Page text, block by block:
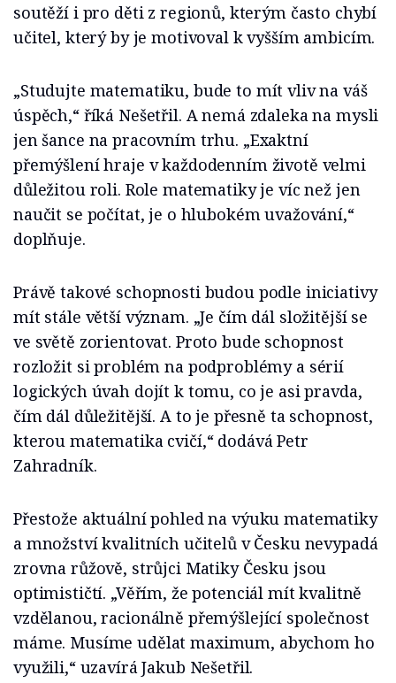
soutěží i pro děti z regionů, kterým často chybí
učitel, který by je motivoval k vyšším ambicím.
„Studujte matematiku, bude to mít vliv na váš
úspěch,“ říká Nešetřil. A nemá zdaleka na mysli
jen šance na pracovním trhu. „Exaktní
přemýšlení hraje v každodenním životě velmi
důležitou roli. Role matematiky je víc než jen
naučit se počítat, je o hlubokém uvažování,“
doplňuje.
Právě takové schopnosti budou podle iniciativy
mít stále větší význam. „Je čím dál složitější se
ve světě zorientovat. Proto bude schopnost
rozložit si problém na podproblémy a sérií
logických úvah dojít k tomu, co je asi pravda,
čím dál důležitější. A to je přesně ta schopnost,
kterou matematika cvičí,“ dodává Petr
Zahradník.
Přestože aktuální pohled na výuku matematiky
a množství kvalitních učitelů v Česku nevypadá
zrovna růžově, strůjci Matiky Česku jsou
optimističtí. „Věřím, že potenciál mít kvalitně
vzdělanou, racionálně přemýšlející společnost
máme. Musíme udělat maximum, abychom ho
využili,“ uzavírá Jakub Nešetřil.